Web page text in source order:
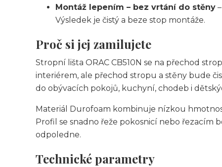
Montáž lepením – bez vrtání do stěny
Výsledek je čistý a beze stop montáže.
Proč si jej zamilujete
Stropní lišta ORAC CB510N se na přechod
interiérem, ale přechod stropu a stěny bude
do obývacích pokojů, kuchyní, chodeb i
Materiál Durofoam kombinuje nízkou
Profil se snadno řeže pokosnicí nebo řezacím
odpoledne.
Technické parametry